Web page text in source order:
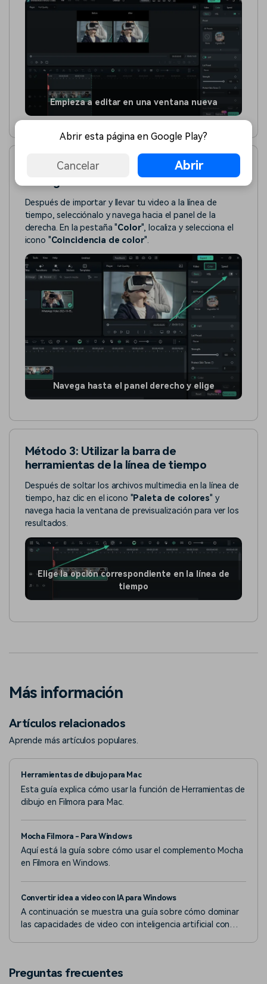
Empieza a editar en una ventana nueva
Método 2: Utilizar el Panel de
Después de importar y llevar tu video a la línea de
tiempo, selecciónalo y navega hacia el panel de la
derecha. En la pestaña "Color", localiza y selecciona el
icono "Coincidencia de color".
Navega hasta el panel derecho y elige
Método 3: Utilizar la barra de
herramientas de la línea de tiempo
Después de soltar los archivos multimedia en la línea de
tiempo, haz clic en el icono "Paleta de colores" y
navega hacia la ventana de previsualización para ver los
resultados.
Elige la opción correspondiente en la línea de
tiempo
Más información
Artículos relacionados
Aprende más artículos populares.
Herramientas de dibujo para Mac
Esta guía explica cómo usar la función de Herramientas de
dibujo en Filmora para Mac.
Mocha Filmora - Para Windows
Aquí está la guía sobre cómo usar el complemento Mocha
en Filmora en Windows.
Convertir idea a video con IA para Windows
A continuación se muestra una guía sobre cómo dominar
las capacidades de video con inteligencia artificial con
Preguntas frecuentes
Abrir esta página en Google Play?
Cancelar Abrir